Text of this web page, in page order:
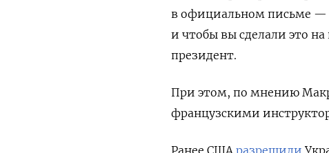
в официальном письме —
и чтобы вы сделали это
президент.
При этом, по мнению
французскими
Ранее США разрешили